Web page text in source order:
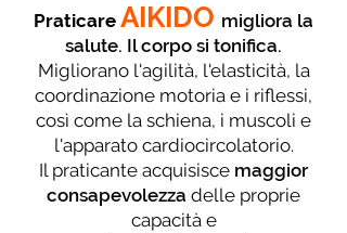
Praticare AIKIDO migliora la
salute. Il corpo si tonifica.
Migliorano l'agilità, l'elasticità, la
coordinazione motoria e i riflessi,
così come la schiena, i muscoli e
l'apparato cardiocircolatorio.
Il praticante acquisisce maggior
consapevolezza delle proprie
capacità e